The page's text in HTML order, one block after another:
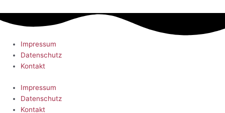
Impressum
Datenschutz
Kontakt
Impressum
Datenschutz
Kontakt